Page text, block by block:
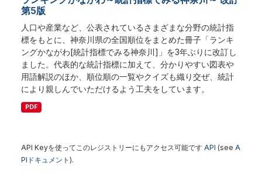
第5版
人口や産業など、公表されているさまざまな分野の統計指
標をもとに、神奈川県の全国順位をまとめた冊子「ランキ
ングかながわ[統計指標でみる神奈川]」を3年ぶりに改訂し
ました。代表的な統計指標に加えて、分かりやすい図表や
用語解説のほか、順位順の一覧やクイズも織り交ぜ、統計
により親しんでいただけるよう工夫をしています。
PDF
API Keyを使ってこのレジストリーにもアクセス可能です API (see A
PIドキュメント ).